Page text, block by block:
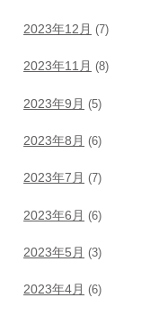
2023年12月 (7)
2023年11月 (8)
2023年9月 (5)
2023年8月 (6)
2023年7月 (7)
2023年6月 (6)
2023年5月 (3)
2023年4月 (6)